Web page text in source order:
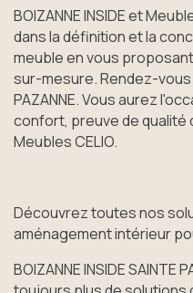
BOIZANNE INSIDE et
dans la définition et la
meuble en vous
sur-mesure. Rendez-vous
PAZANNE. Vous aurez
confort, preuve de qualité
Meubles CELIO.
Découvrez toutes nos
aménagement intérieur
BOIZANNE INSIDE SAINTE